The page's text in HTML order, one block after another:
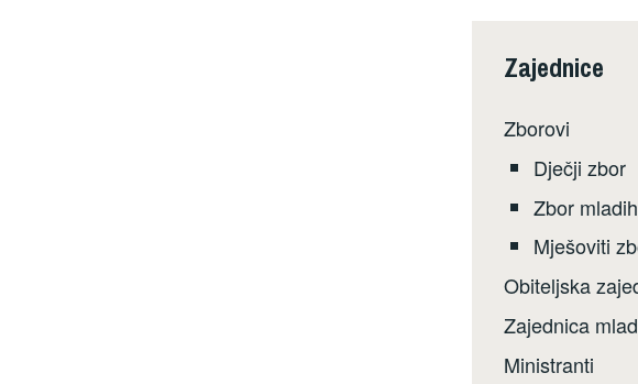
Zajednice
Zborovi
Dječji zbor
Zbor
Mješoviti
Obiteljska
Zajednica
Ministranti